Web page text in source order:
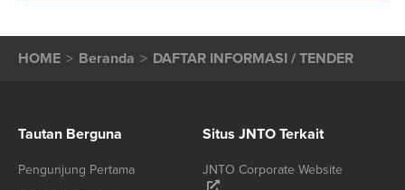
HOME Beranda DAFTAR INFORMASI / TENDER
Tautan Berguna
Pengunjung Pertama
Situs JNTO Terkait
JNTO Corporate Website